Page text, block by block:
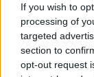
If you wish to
processing of
targeted
section to
opt-out request